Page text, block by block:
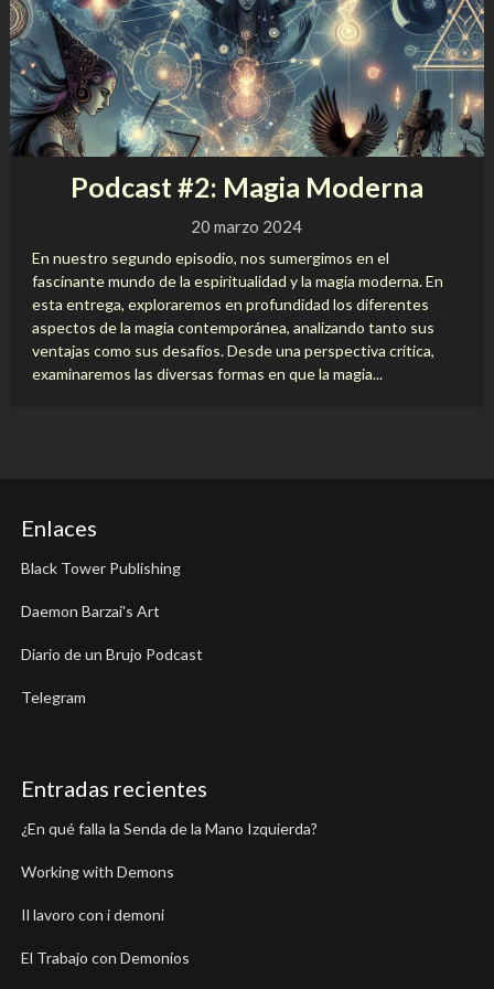
Podcast #2: Magia Moderna
20 marzo 2024
En nuestro segundo episodio, nos sumergimos en el
fascinante mundo de la espiritualidad y la magia moderna. En
esta entrega, exploraremos en profundidad los diferentes
aspectos de la magia contemporánea, analizando tanto sus
ventajas como sus desafíos. Desde una perspectiva crítica,
examinaremos las diversas formas en que la magia...
Enlaces
Black Tower Publishing
Daemon Barzai's Art
Diario de un Brujo Podcast
Telegram
Entradas recientes
¿En qué falla la Senda de la Mano Izquierda?
Working with Demons
Il lavoro con i demoni
El Trabajo con Demonios